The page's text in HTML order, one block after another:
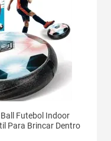
Futebol Indoor
Para Brincar Dentro